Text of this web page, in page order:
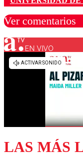
Ver comentarios
Los
EN VIVO
LAS MÁS